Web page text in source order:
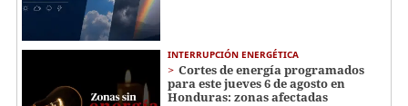
INTERRUPCIÓN ENERGÉTICA
Cortes de energía programados
para este jueves 6 de agosto en
Honduras: zonas afectadas